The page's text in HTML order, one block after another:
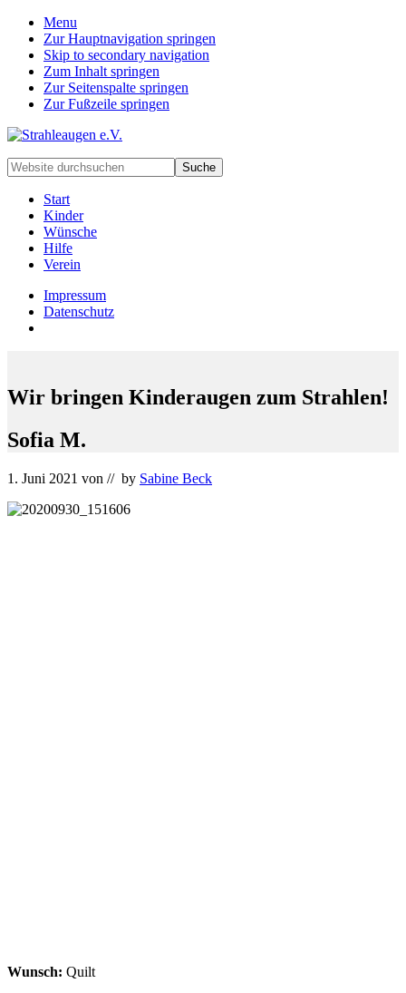
Menu
Zur Hauptnavigation springen
Skip to secondary navigation
Zum Inhalt springen
Zur Seitenspalte springen
Zur Fußzeile springen
Handarbeiten
für
besondere
Kinder
deren
Familien
Website
durchsuchen
Start
Kinder
Wünsche
Hilfe
Verein
Impressum
Datenschutz
Wir bringen Kinderaugen zum Strahlen!
Sofia M.
1. Juni 2021 von // by Sabine Beck
Wunsch: Quilt